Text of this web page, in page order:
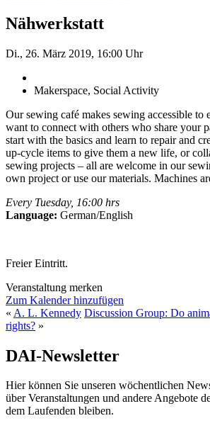
Nähwerkstatt
Di., 26. März 2019, 16:00 Uhr
Makerspace, Social Activity
Our sewing café makes sewing accessible to
want to connect with others who share your
start with the basics and learn to repair and
up-cycle items to give them a new life, or
sewing projects – all are welcome in our
own project or use our materials. Machines
Every Tuesday, 16:00 hrs
Language: German/English
Freier Eintritt.
Veranstaltung merken
Zum Kalender hinzufügen
« A. L. Kennedy Discussion Group: Do
rights? »
DAI-Newsletter
Hier können Sie unseren wöchentlichen
über Veranstaltungen und andere Angebote
dem Laufenden bleiben.